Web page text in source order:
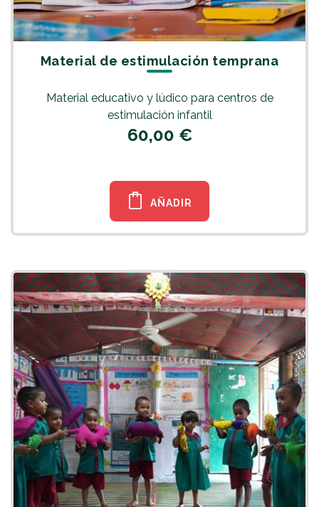
Material de estimulación temprana
Material educativo y lúdico para centros de
estimulación infantil
60,00 €
AÑADIR